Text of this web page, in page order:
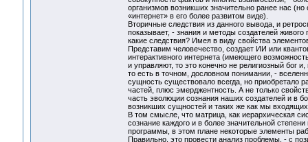
организмов возникших значительно ранее нас
«интернет» в его более развитом виде).
Вторичные следствия из данного вывода, и
показывает, - знания и методы создателей
какие следствия? Имея в виду свойства
Представим человечество, создает ИИ или
интерактивного интернета (имеющего
и управляют, то это конечно не религиозный бог
то есть в точном, дословном понимании, -
сущность существовало всегда, но приобретало
частей, плюс эмерджентность. А не только
часть эволюции сознания наших создателей и в
возникших сущностей и таких же как мы
В том смысле, что матрица, как иерархическая
сознание каждого и в более значительной
программы, в этом плане некоторые элементы
Правильно, это провести анализ проблемы, - с